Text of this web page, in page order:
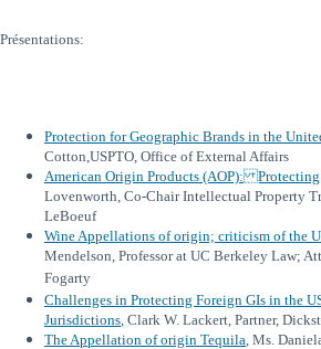
Présentations:
Protection for Geographic Brands in the
Cotton,USPTO, Office of External Affairs
American Origin Products (AOP): Protecting
Lovenworth, Co-Chair Intellectual Property
LeBoeuf
Wine Appellations of origin; criticism of the
Mendelson, Professor at UC Berkeley Law;
Fogarty
Challenges in Protecting Foreign GIs in the
Jurisdictions, Clark W. Lackert, Partner,
The Appellation of origin Tequila, Ms.